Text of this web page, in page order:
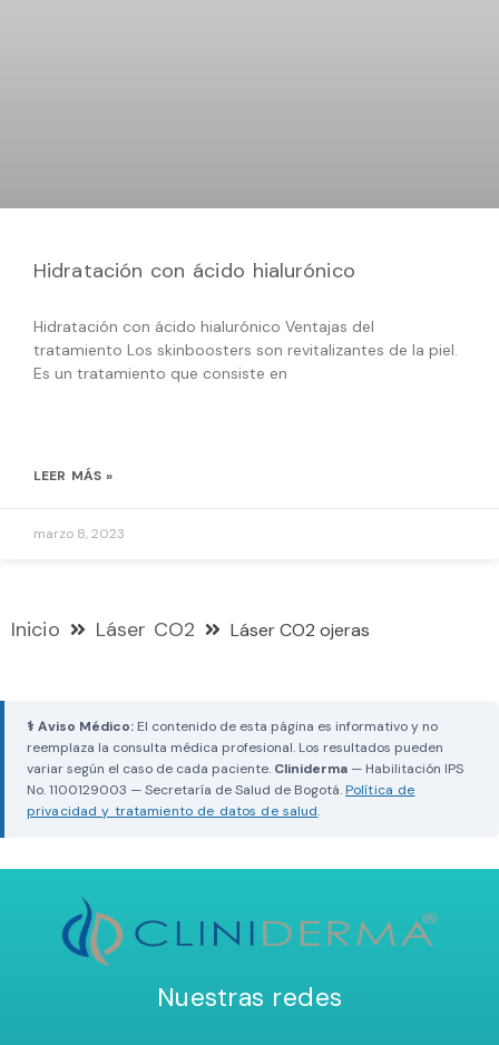
Hidratación con ácido hialurónico
Hidratación con ácido hialurónico Ventajas del
tratamiento Los skinboosters son revitalizantes de la piel.
Es un tratamiento que consiste en
LEER MÁS »
marzo 8, 2023
Inicio Láser CO2 Láser CO2 ojeras
⚕ Aviso Médico: El contenido de esta página es informativo y no
reemplaza la consulta médica profesional. Los resultados pueden
variar según el caso de cada paciente. Cliniderma — Habilitación IPS
No. 1100129003 — Secretaría de Salud de Bogotá.Política de
privacidad y tratamiento de datos de salud.
Nuestras redes